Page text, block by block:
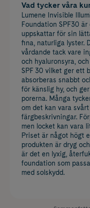
Vad tycker våra
Lumene Invisible
Foundation SPF30
uppskattar för sin
fina, naturliga lyster.
vårdande tack vare
och hyaluronsyra,
SPF 30 vilket ger ett
absorberas snabbt
för känslig hy, och
porerna. Många
om det kan vara
färgbeskrivningar.
men locket kan vara
Priset är något högt
produkten är dryg
är det en lyxig,
foundation som
med solskydd.